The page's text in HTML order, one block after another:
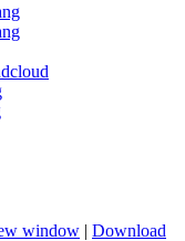
window | Download